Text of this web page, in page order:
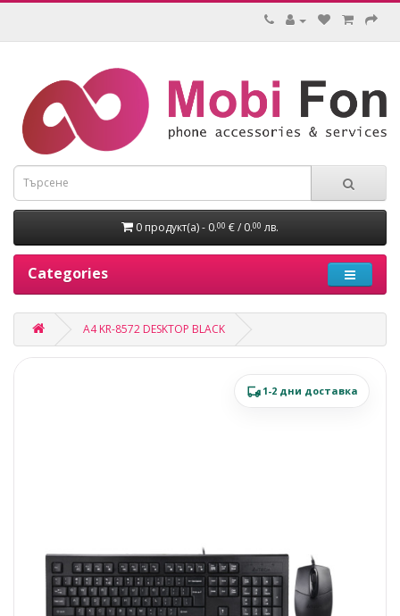
0 продукт(а) - 0.00 € / 0.00 лв.
Categories
A4 KR-8572 DESKTOP BLACK
1-2 дни доставка